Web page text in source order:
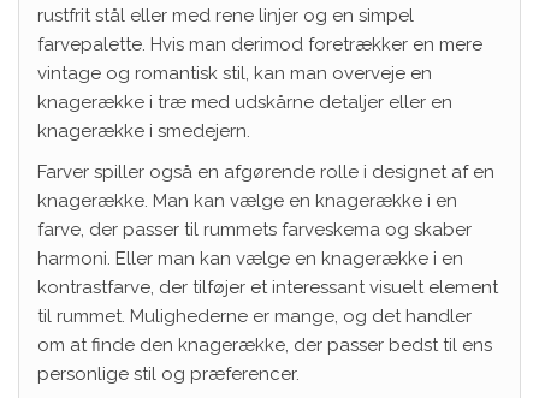
rustfrit stål eller med rene linjer og en simpel
farvepalette. Hvis man derimod foretrækker en mere
vintage og romantisk stil, kan man overveje en
knagerække i træ med udskårne detaljer eller en
knagerække i smedejern.
Farver spiller også en afgørende rolle i designet af en
knagerække. Man kan vælge en knagerække i en
farve, der passer til rummets farveskema og skaber
harmoni. Eller man kan vælge en knagerække i en
kontrastfarve, der tilføjer et interessant visuelt element
til rummet. Mulighederne er mange, og det handler
om at finde den knagerække, der passer bedst til ens
personlige stil og præferencer.